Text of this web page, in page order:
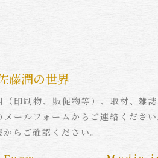
藤潤の世界
（印刷物、販促物等）、取材、雑
メールフォームからご連絡くださ
らご確認ください。